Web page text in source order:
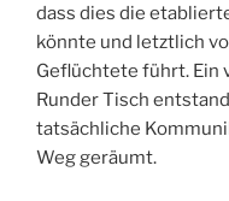
dass dies die
könnte und letztlich
Geflüchtete führt. Ein
Runder Tisch
tatsächliche
Weg geräumt.